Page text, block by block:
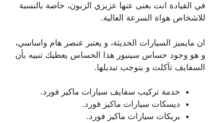
في القيادة انت بغنى عنها عزيزي الزبون، خاصة بالنسبة
للاشخاص هواة السرعة العالية.
ان مايميز السيارات الحديثة، و يعتبر عنصر هام واساسي،
و هو وجود حساس سينيور هذا الحساس يعطيك تنبيه بأن
السفايف تآكلت و يتوجب تبديلها.
خدمة تركيب سفايف سيارات ماكيز فورد.
ديسكات سيارات ماكيز فورد.
بريكات سيارات ماكيز فورد.